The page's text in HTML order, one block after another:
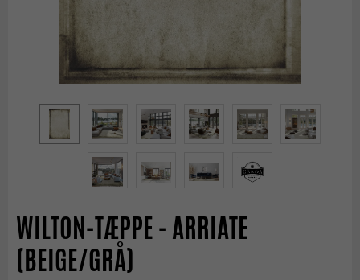
WILTON-TÆPPE - ARRIATE
(BEIGE/GRÅ)